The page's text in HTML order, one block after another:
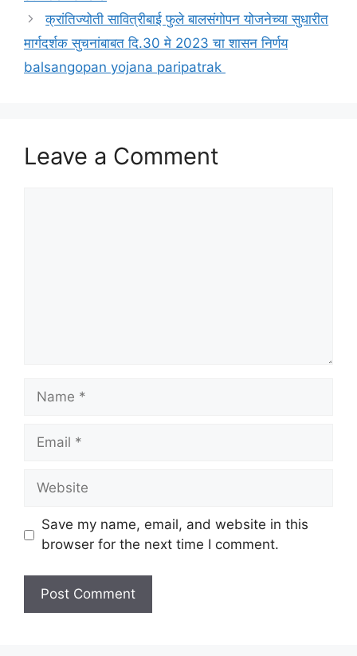
क्रांतिज्योती सावित्रीबाई फुले बालसंगोपन योजनेच्या सुधारीत
मार्गदर्शक सुचनांबाबत दि.30 मे 2023 चा शासन निर्णय
balsangopan yojana paripatrak
Leave a Comment
Name
Email
Website
Save my name, email, and website in this
browser for the next time I comment.